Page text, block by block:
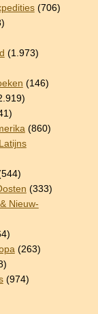
(706)
(1.973)
(146)
(860)
(333)
Nieuw-
(263)
(974)